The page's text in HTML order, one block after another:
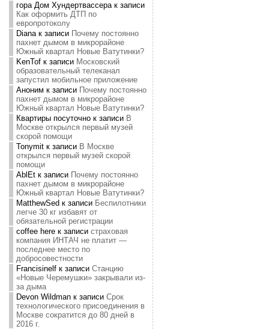
гора Дом Хундертвассерак записи
Как оформить ДТП по
европротоколу
Dianaк записи Почему постоянно
пахнет дымом в микрорайоне
Южный квартал Новые Ватутинки?
KenTofк записи Московский
образовательный телеканал
запустил мобильное приложение
Аноним к записи Почему постоянно
пахнет дымом в микрорайоне
Южный квартал Новые Ватутинки?
Квартиры посуточнок записи В
Москве открылся первый музей
скорой помощи
Tonymitк записи В Москве
открылся первый музей скорой
помощи
AblEtк записи Почему постоянно
пахнет дымом в микрорайоне
Южный квартал Новые Ватутинки?
MatthewSed к записи Беспилотники
легче 30 кг избавят от
обязательной регистрации
coffee hereк записи страховая
компания ИНТАЧ не платит —
последнее место по
добросовестности
Francisinelfк записи Станцию
«Новые Черемушки» закрывали из-
за дыма
Devon Wildmanк записи Срок
технологического присоединения в
Москве сократится до 80 дней в
2016 г.